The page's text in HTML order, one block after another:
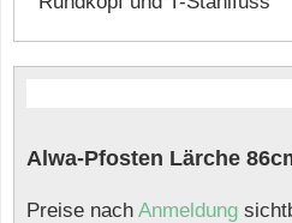
Alwa-Pfosten Lärche
Preise nach Anmeldung